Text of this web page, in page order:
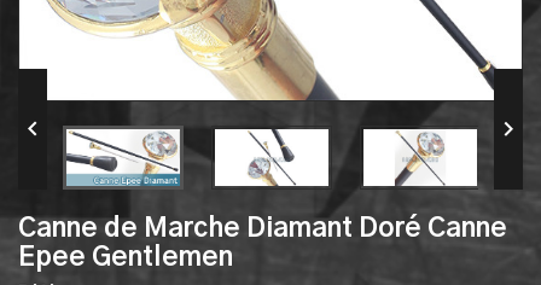
 
Canne de Marche Diamant Doré Canne
Epee Gentlemen